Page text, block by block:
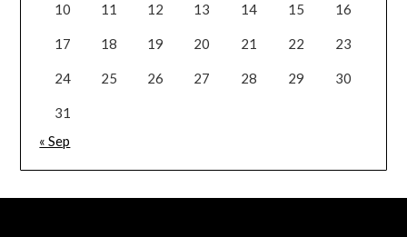
10 11 12 13 14 15 16
17 18 19 20 21 22 23
24 25 26 27 28 29 30
31
« Sep